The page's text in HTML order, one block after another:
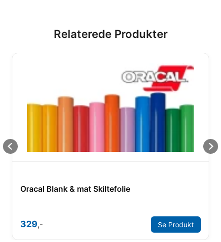
Relaterede Produkter
Oracal Blank & mat Skiltefolie
329,- Se Produkt